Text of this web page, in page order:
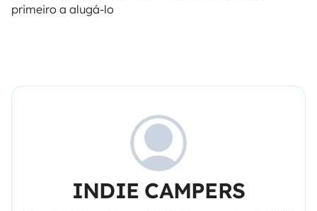
primeiro a alugá-lo
INDIE CAMPERS